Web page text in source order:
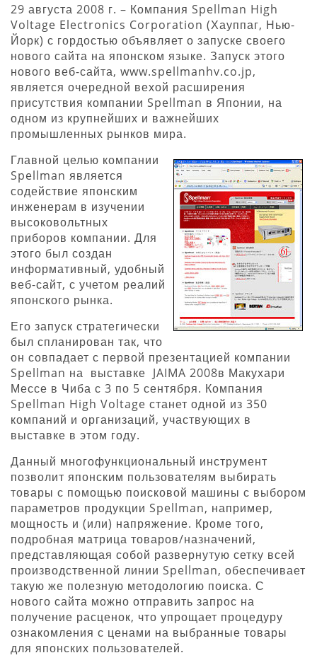
29 августа 2008 г. – Компания Spellman High
Voltage Electronics Corporation (Хауппаг, Нью-
Йорк) с гордостью объявляет о запуске своего
нового сайта на японском языке. Запуск этого
нового веб-сайта, www.spellmanhv.co.jp,
является очередной вехой расширения
присутствия компании Spellman в Японии, на
одном из крупнейших и важнейших
промышленных рынков мира.
Главной целью компании
Spellman является
содействие японским
инженерам в изучении
высоковольтных
приборов компании. Для
этого был создан
информативный, удобный
веб-сайт, с учетом реалий
японского рынка.
Его запуск стратегически
был спланирован так, что
он совпадает с первой презентацией компании
Spellman на выставке JAIMA 2008в Макухари
Мессе в Чиба с 3 по 5 сентября. Компания
Spellman High Voltage станет одной из 350
компаний и организаций, участвующих в
выставке в этом году.
Данный многофункциональный инструмент
позволит японским пользователям выбирать
товары с помощью поисковой машины с выбором
параметров продукции Spellman, например,
мощность и (или) напряжение. Кроме того,
подробная матрица товаров/назначений,
представляющая собой развернутую сетку всей
производственной линии Spellman, обеспечивает
такую же полезную методологию поиска. С
нового сайта можно отправить запрос на
получение расценок, что упрощает процедуру
ознакомления с ценами на выбранные товары
для японских пользователей.